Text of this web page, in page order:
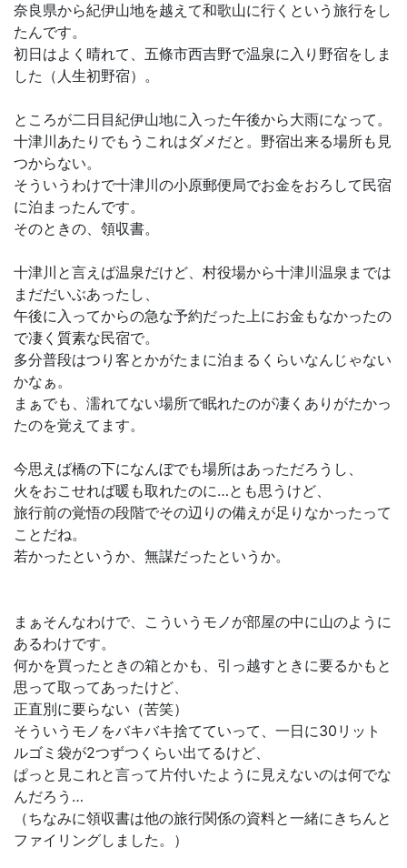
奈良県から紀伊山地を越えて和歌山に行くという旅行をし
たんです。
初日はよく晴れて、五條市西吉野で温泉に入り野宿をしま
した（人生初野宿）。
ところが二日目紀伊山地に入った午後から大雨になって。
十津川あたりでもうこれはダメだと。野宿出来る場所も見
つからない。
そういうわけで十津川の小原郵便局でお金をおろして民宿
に泊まったんです。
そのときの、領収書。
十津川と言えば温泉だけど、村役場から十津川温泉までは
まだだいぶあったし、
午後に入ってからの急な予約だった上にお金もなかったの
で凄く質素な民宿で。
多分普段はつり客とかがたまに泊まるくらいなんじゃない
かなぁ。
まぁでも、濡れてない場所で眠れたのが凄くありがたかっ
たのを覚えてます。
今思えば橋の下になんぼでも場所はあっただろうし、
火をおこせれば暖も取れたのに…とも思うけど、
旅行前の覚悟の段階でその辺りの備えが足りなかったって
ことだね。
若かったというか、無謀だったというか。
まぁそんなわけで、こういうモノが部屋の中に山のように
あるわけです。
何かを買ったときの箱とかも、引っ越すときに要るかもと
思って取ってあったけど、
正直別に要らない（苦笑）
そういうモノをバキバキ捨てていって、一日に30リット
ルゴミ袋が2つずつくらい出てるけど、
ぱっと見これと言って片付いたように見えないのは何でな
んだろう…
（ちなみに領収書は他の旅行関係の資料と一緒にきちんと
ファイリングしました。）